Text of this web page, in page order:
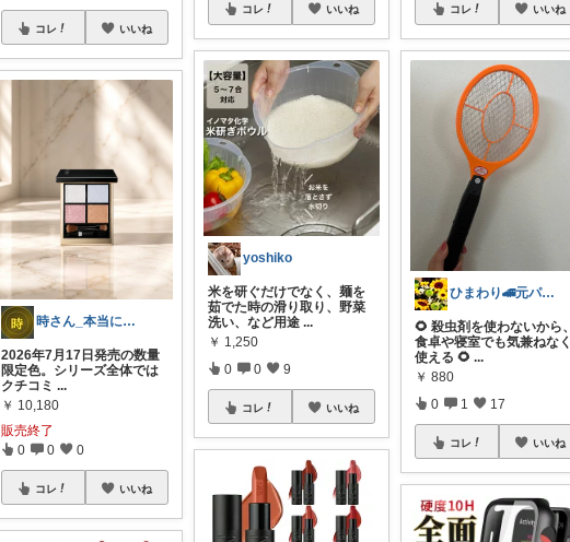
コレ いいね
時さん_本当に使ってるもの
2026年7月17日発売の数量
限定色。シリーズ全体では
クチコミ ...
￥ 10,180
販売終了
0 0 0
コレ いいね
コレ いいね
yoshiko
米を研ぐだけでなく、麺を
茹でた時の滑り取り、野菜
洗い、など用途 ...
￥ 1,250
0 0 9
コレ いいね
コレ いいね
ひまわり🚄元パーサー2児ママ
🌻 殺虫剤を使わないから、
食卓や寝室でも気兼ねなく
使える 🌻...
￥ 880
0 1 17
コレ いいね